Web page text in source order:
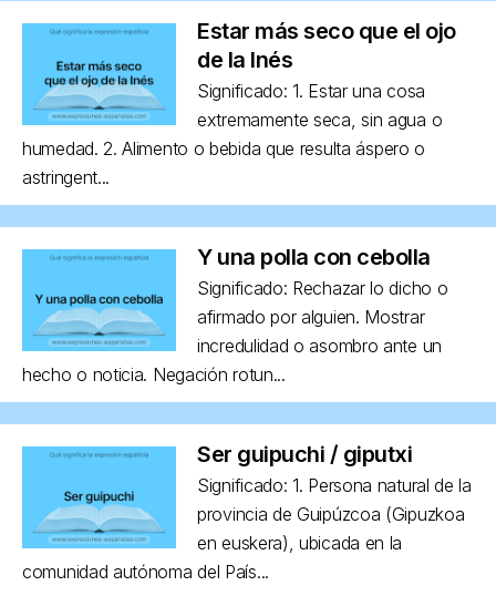
Estar más seco que el ojo
de la Inés
Significado: 1. Estar una cosa
extremamente seca, sin agua o
humedad. 2. Alimento o bebida que resulta áspero o
astringent...
Y una polla con cebolla
Significado: Rechazar lo dicho o
afirmado por alguien. Mostrar
incredulidad o asombro ante un
hecho o noticia. Negación rotun...
Ser guipuchi / giputxi
Significado: 1. Persona natural de la
provincia de Guipúzcoa (Gipuzkoa
en euskera), ubicada en la
comunidad autónoma del País...